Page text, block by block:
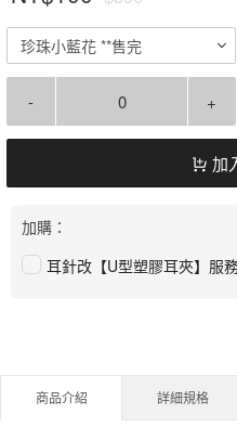
珍珠小藍花 **售完
- +
加
加購：
耳針改【U型塑膠耳夾】服
商品介紹 詳細規格